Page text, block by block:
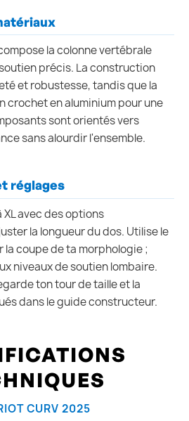
la colonne vertébrale
précis. La construction
et robustesse, tandis que la
crochet en aluminium pour une
sont orientés vers
sans alourdir l'ensemble.
réglages
XL avec des options
la longueur du dos. Utilise le
coupe de ta morphologie ;
niveaux de soutien lombaire.
ton tour de taille et la
dans le guide constructeur.
CURV 2025